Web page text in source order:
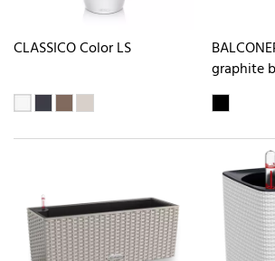
CLASSICO Color LS
graphite